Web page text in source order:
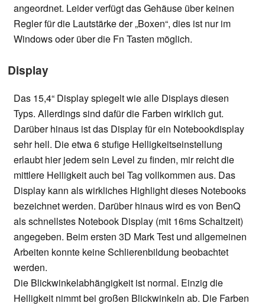
angeordnet. Leider verfügt das Gehäuse über keinen
Regler für die Lautstärke der „Boxen“, dies ist nur im
Windows oder über die Fn Tasten möglich.
Display
Das 15,4“ Display spiegelt wie alle Displays diesen
Typs. Allerdings sind dafür die Farben wirklich gut.
Darüber hinaus ist das Display für ein Notebookdisplay
sehr hell. Die etwa 6 stufige Helligkeitseinstellung
erlaubt hier jedem sein Level zu finden, mir reicht die
mittlere Helligkeit auch bei Tag vollkommen aus. Das
Display kann als wirkliches Highlight dieses Notebooks
bezeichnet werden. Darüber hinaus wird es von BenQ
als schnellstes Notebook Display (mit 16ms Schaltzeit)
angegeben. Beim ersten 3D Mark Test und allgemeinen
Arbeiten konnte keine Schlierenbildung beobachtet
werden.
Die Blickwinkelabhängigkeit ist normal. Einzig die
Helligkeit nimmt bei großen Blickwinkeln ab. Die Farben